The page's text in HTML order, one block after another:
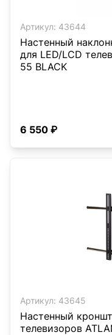
Артикул: 43644
Настенный
для LED/LCD
55 BLACK
6 550 ₽
Артикул: 43645
Настенный
телевизоров